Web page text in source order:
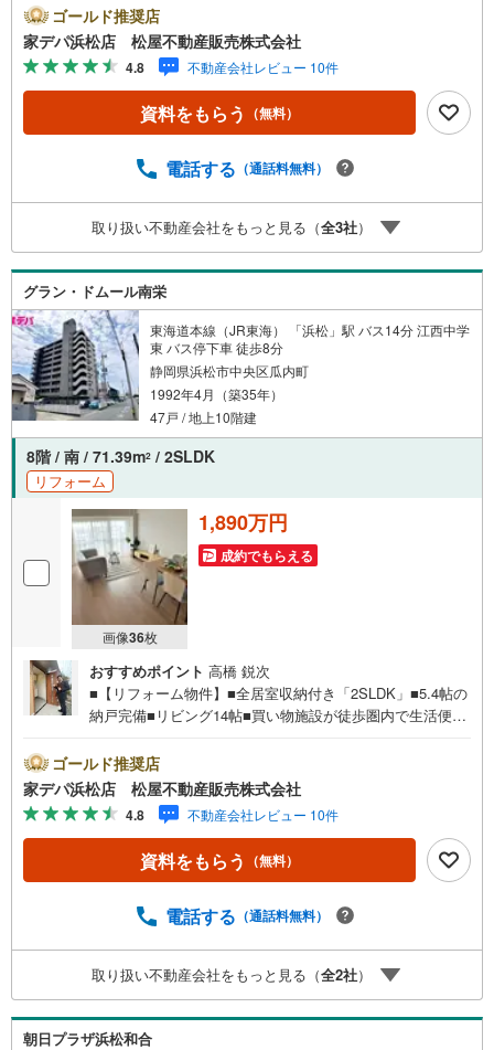
所・内装:全室クロス貼替、床材、建具、ハウスクリーニン
グ●松屋不動産販売株式会社 家デパのつよみ●・浜松市中央
区に特化し浜名区まで幅広い物件を取り扱っています！浜
松市の物件ならおまかせください。新築戸建、中古戸建、
中古マンション、土地をお客様のご希望に合わせてご提案
いたします！・中古物件のリフォーム実績多数！中古物件
っています。新築購入より低コストで、新築同様の快適な
前9時00分～午後6時30分 （定休日:水曜日）この時間帯は
お電話でのお問い合わせがスムーズにご案内できます。右
下の電話ボタンをタッチ！もしくはお気軽にお電話くださ
い。
ゴールド推奨店
家デパ浜松店 松屋不動産販売株式会社
4.8 不動産会社レビュー 10件
資料をもらう （無料）
電話する （通話料無料）
取り扱い不動産会社をもっと見る（全3社）
グラン・ドムール南栄
東海道本線（JR東海） 「浜松」駅 バス14分 江西中学
東 バス停下車 徒歩8分
静岡県浜松市中央区瓜内町
1992年4月（築35年）
47戸 / 地上10階建
8階 / 南 / 71.39m2 / 2SLDK
リフォーム
画像36枚
1,890万円
成約でもらえる
おすすめポイント 高橋 鋭次
■【リフォーム物件】■全居室収納付き「2SLDK」■5.4帖の
納戸完備■リビング14帖■買い物施設が徒歩圏内で生活便
設備充実■バス停「江西中学東」まで徒歩8分●松屋不動産
販売株式会社 家デパのつよみ●・浜松市中央区に特化し浜
名区まで幅広い物件を取り扱っています！浜松市の物件な
らおまかせください。新築戸建、中古戸建、中古マンショ
ン、土地をお客様のご希望に合わせてご提案いたしま
す！・中古物件のリフォーム実績多数！中古物件をご購入
す。新築購入より低コストで、新築同様の快適なお住まい
分～午後6時30分 （定休日:水曜日）この時間帯はお電話で
のお問い合わせがスムーズにご案内できます。右下の電話
ボタンをタッチ！もしくはお気軽にお電話ください。
ゴールド推奨店
家デパ浜松店 松屋不動産販売株式会社
4.8 不動産会社レビュー 10件
資料をもらう （無料）
電話する （通話料無料）
取り扱い不動産会社をもっと見る（全2社）
朝日プラザ浜松和合